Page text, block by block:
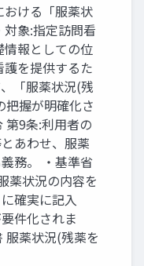
おける「服薬状
象:指定訪問看
報としての位
を提供するた
「服薬状況(残
把握が明確化さ
第9条:利用者の
あわせ、服薬
務。 ・基準省
薬状況の内容を
確実に記入
件化されま
服薬状況(残薬を